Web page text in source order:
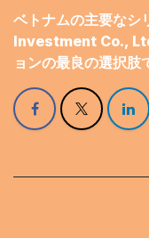
ベトナムの主要な
Investment Co.,
ョンの最良の選択肢